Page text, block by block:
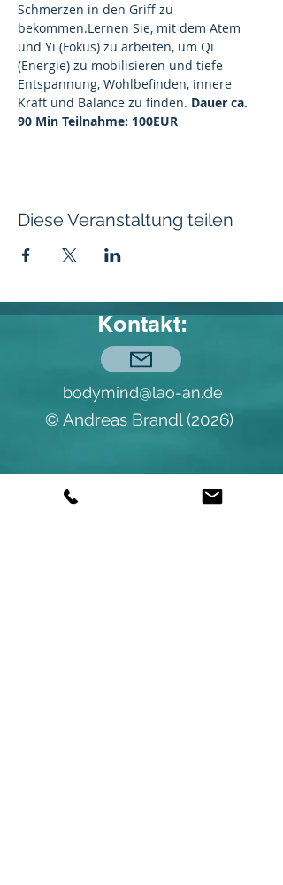
Schmerzen in den Griff zu
bekommen.Lernen Sie, mit dem Atem
und Yi (Fokus) zu arbeiten, um Qi
(Energie) zu mobilisieren und tiefe
Entspannung, Wohlbefinden, innere
Kraft und Balance zu finden. Dauer ca.
90 Min Teilnahme: 100EUR
Diese Veranstaltung teilen
Kontakt:
bodymind@lao-an.de
© Andreas Brandl (2026)